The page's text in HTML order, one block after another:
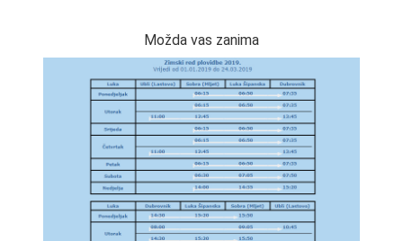
Možda vas zanima